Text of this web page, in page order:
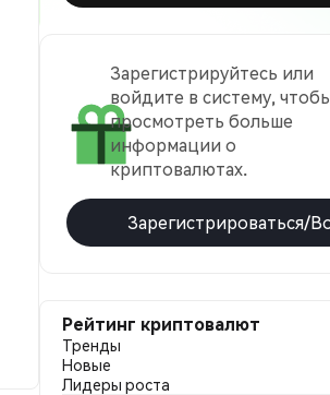
Зарегистрируйтесь или
войдите в систему,
просмотреть больше
информации о
криптовалютах.
Зарегистрироваться/
Рейтинг криптовалют
Тренды
Новые
Лидеры роста